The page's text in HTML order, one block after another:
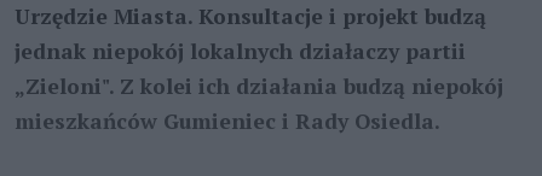
Urzędzie Miasta. Konsultacje i projekt budzą
jednak niepokój lokalnych działaczy partii
„Zieloni". Z kolei ich działania budzą niepokój
mieszkańców Gumieniec i Rady Osiedla.